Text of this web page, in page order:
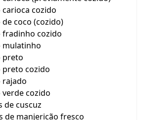
carioca cozido
coco (cozido)
fradinho cozido
mulatinho
preto
preto cozido
rajado
verde cozido
de cuscuz
de manjericão fresco